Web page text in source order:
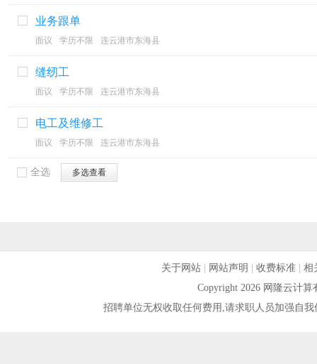
业务跟单
面议 学历不限 连云港市东海县
缝纫工
面议 学历不限 连云港市东海县
电工及维修工
面议 学历不限 连云港市东海县
全选 多选查看
关于网站| 网站声明 收费标准| 相
Copyright 2026 网隆云计
招聘单位无权收取任何费用,请求职人员加强自